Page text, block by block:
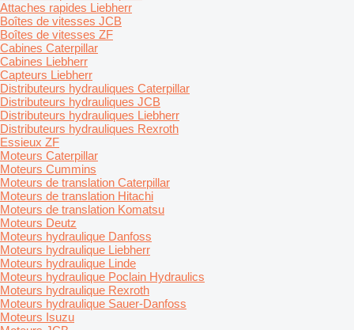
Attaches rapides Liebherr
Boîtes de vitesses JCB
Boîtes de vitesses ZF
Cabines Caterpillar
Cabines Liebherr
Capteurs Liebherr
Distributeurs hydrauliques Caterpillar
Distributeurs hydrauliques JCB
Distributeurs hydrauliques Liebherr
Distributeurs hydrauliques Rexroth
Essieux ZF
Moteurs Caterpillar
Moteurs Cummins
Moteurs de translation Caterpillar
Moteurs de translation Hitachi
Moteurs de translation Komatsu
Moteurs Deutz
Moteurs hydraulique Danfoss
Moteurs hydraulique Liebherr
Moteurs hydraulique Linde
Moteurs hydraulique Poclain Hydraulics
Moteurs hydraulique Rexroth
Moteurs hydraulique Sauer-Danfoss
Moteurs Isuzu